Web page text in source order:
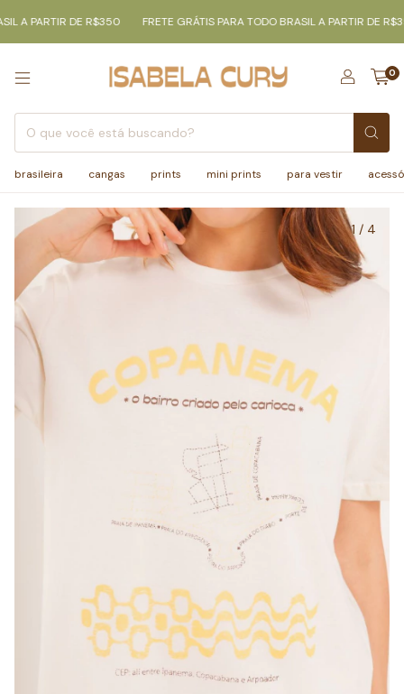
A PARTIR DE R$350 FRETE GRÁTIS PARA TODO BRASIL A PARTIR DE
0
brasileira cangas prints mini prints para vestir
1 / 4